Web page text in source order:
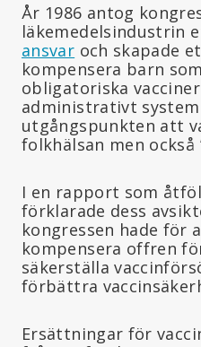
År 1986 antog
läkemedelsindustrin
ansvar och skapade
kompensera barn
obligatoriska
administrativt
utgångspunkten att
folkhälsan men också
I en rapport som
förklarade dess
kongressen hade för
kompensera offren
säkerställa
förbättra
Ersättningar för